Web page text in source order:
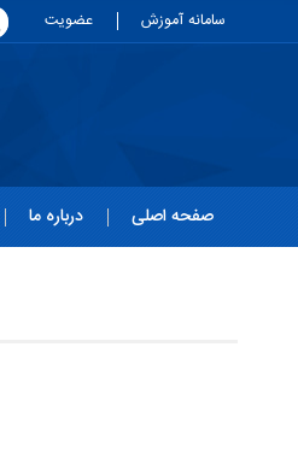
سامانه آموزش عضویت
صفحه اصلی درباره ما